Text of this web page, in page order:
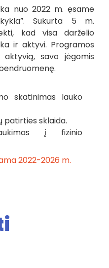
nuo 2022 m. ęsame
Sukurta 5 m.
kad visa darželio
ir aktyvi. Programos
savo jėgomis
skatinimas lauko
patirties sklaida.
į fizinio
2022-2026 m.